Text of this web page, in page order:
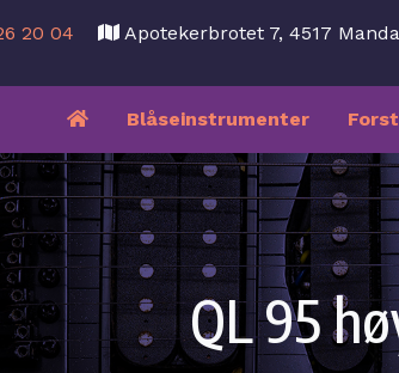
20 04 Apotekerbrotet 7, 4517
Blåseinstrumenter
QL 95